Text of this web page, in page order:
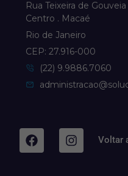
Rua Teixeira de Gouveia
Centro . Macaé
Rio de Janeiro
CEP: 27.916-000
(22) 9.9886.7060
Voltar